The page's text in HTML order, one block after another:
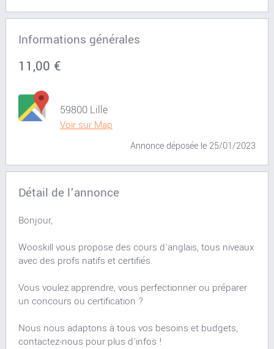
Informations générales
11,00 €
59800 Lille
Voir sur Map
Annonce déposée le 25/01/2023
Détail de l'annonce
Bonjour,
Wooskill vous propose des cours d'anglais, tous niveaux
avec des profs natifs et certifiés.
Vous voulez apprendre, vous perfectionner ou préparer
un concours ou certification ?
Nous nous adaptons à tous vos besoins et budgets,
contactez-nous pour plus d'infos !